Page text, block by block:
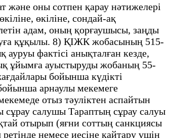
және оны сотпен қарау нәтижелері
өкіліне, сондай-ақ
адам, оның қорғаушысы, заңды
құқылы. 8) ҚІЖК жобасының 515-
фактісі анықталған кезде,
ұйымға ауыстыруды жобаның 55-
бойынша күдікті
арнаулы мекемеге
отыз тәуліктен аспайтын
салушы Тараптың сұрау салуы
отырып (яғни соттың санкциясы
немесе иесіне қайтару үшін